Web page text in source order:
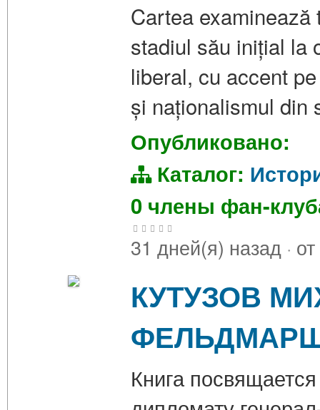
Cartea
stadiul său inițial la
liberal, cu accent
și naționalismul
Опубликовано:
Каталог:
0 члены фан-
31 дней(я) назад · от
КУТУЗОВ
Книга